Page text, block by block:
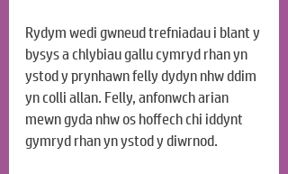
Rydym wedi gwneud trefniadau i blant y
bysys a chlybiau gallu cymryd rhan yn
ystod y prynhawn felly dydyn nhw ddim
yn colli allan. Felly, anfonwch arian
mewn gyda nhw os hoffech chi iddynt
gymryd rhan yn ystod y diwrnod.